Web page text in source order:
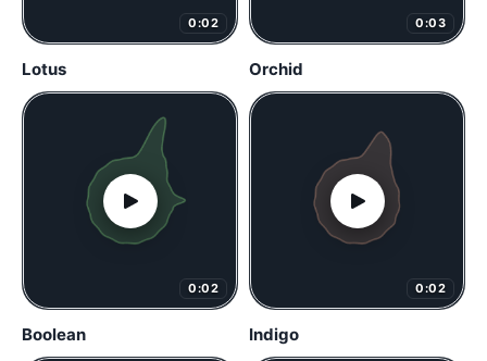
0:02
Lotus
0:03
Orchid
0:02
Boolean
0:02
Indigo